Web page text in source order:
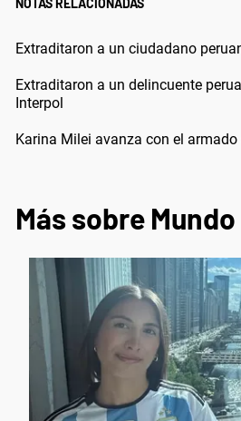
NOTAS RELACIONADAS
Extraditaron a un ciudadano
Extraditaron a un delincuente
Interpol
Karina Milei avanza con el
Más sobre Mundo